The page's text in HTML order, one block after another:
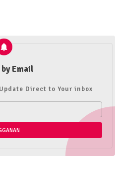
Email
Direct to Your inbox